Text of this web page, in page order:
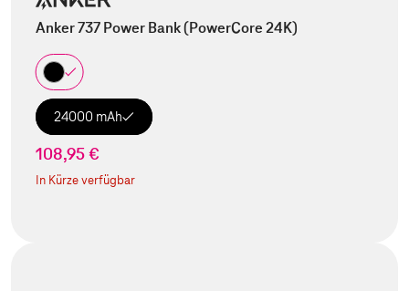
Anker 737 Power Bank (PowerCore 24K)
24000 mAh
108,95 €
In Kürze verfügbar